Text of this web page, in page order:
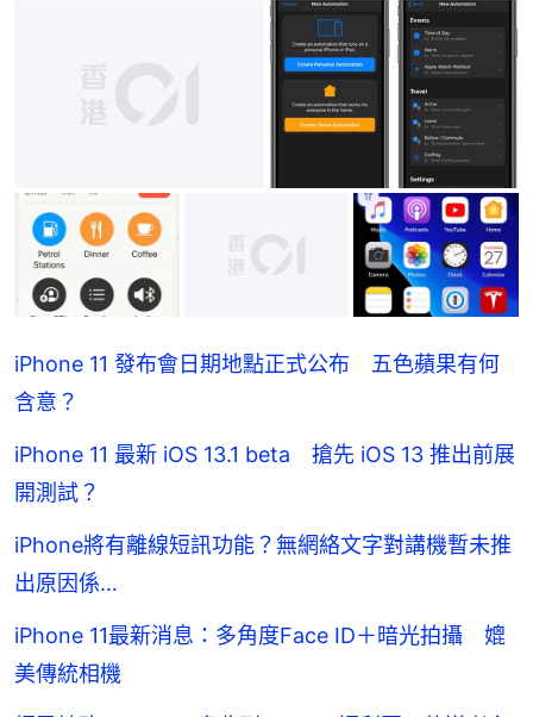
iPhone 11 發布會日期地點正式公布 五色蘋果有何
含意？
iPhone 11 最新 iOS 13.1 beta 搶先 iOS 13 推出前展
開測試？
iPhone將有離線短訊功能？無網絡文字對講機暫未推
出原因係…
iPhone 11最新消息：多角度Face ID＋暗光拍攝 媲
美傳統相機